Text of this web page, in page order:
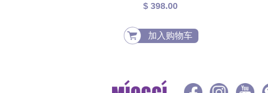
$ 398.00
加入购物车